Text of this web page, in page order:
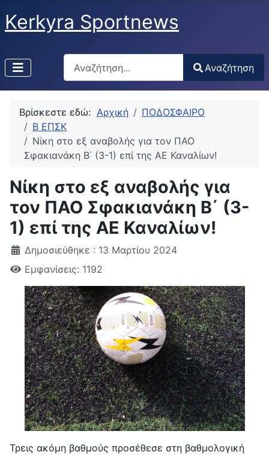
Kerkyra Sportnews
Αναζήτηση
Type 2 or more characters for results.
Αναζήτηση
Βρίσκεστε εδώ: Αρχική
ΠΟΔΟΣΦΑΙΡΟ
Β ΕΠΣΚ
Νίκη στο εξ αναβολής για τον ΠΑΟ
Σφακιανάκη Β΄ (3-1) επί της ΑΕ Καναλίων!
Νίκη στο εξ αναβολής για
τον ΠΑΟ Σφακιανάκη Β΄ (3-
1) επί της ΑΕ Καναλίων!
Δημοσιεύθηκε : 13 Μαρτίου 2024
Εμφανίσεις: 1192
Τρεις ακόμη βαθμούς προσέθεσε στη βαθμολογική